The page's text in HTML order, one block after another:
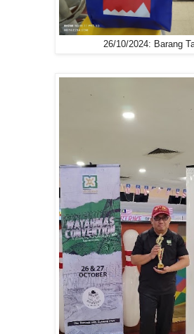
26/10/2024: Barang